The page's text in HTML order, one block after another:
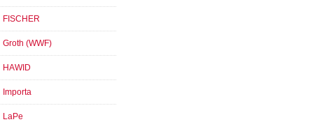
FISCHER
Groth (WWF)
HAWID
Importa
LaPe